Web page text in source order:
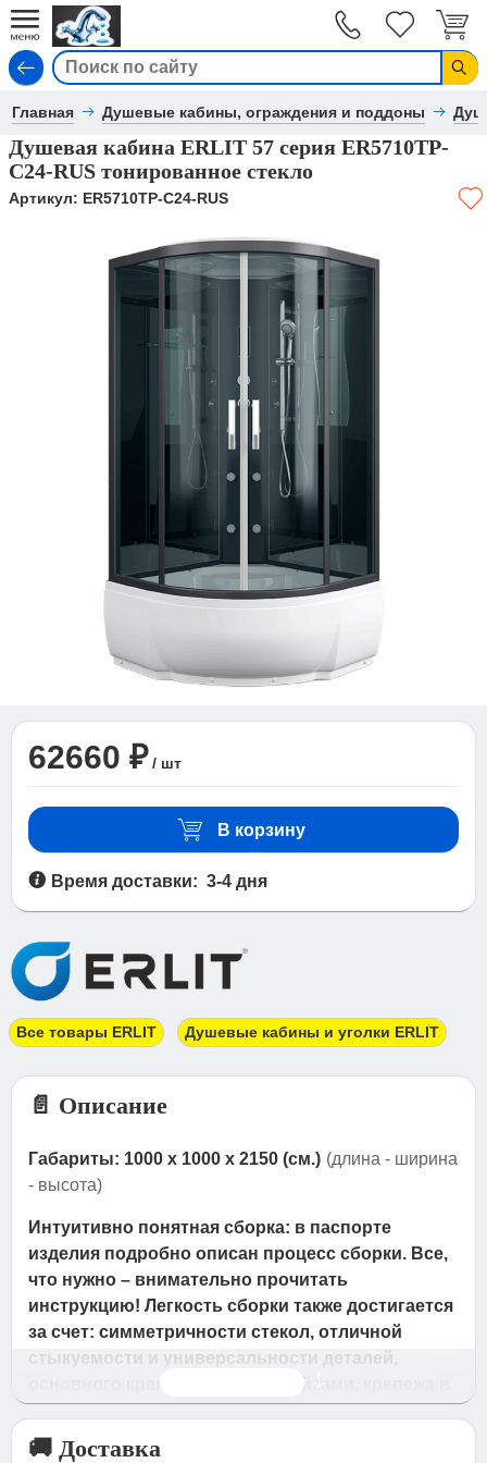
Главная Душевые кабины, ограждения и поддоны
Душевая кабина ERLIT 57 серия ER5710TP-
C24-RUS тонированное стекло
Артикул: ER5710TP-C24-RUS
62660 ₽ / шт
В корзину
Время доставки: 3-4 дня
Все товары ERLIT Душевые кабины и уголки ERLIT
📄 Описание
Габариты: 1000 x 1000 x 2150 (см.) (длина - ширина
- высота)
Интуитивно понятная сборка: в паспорте
изделия подробно описан процесс сборки. Все,
что нужно – внимательно прочитать
инструкцию! Легкость сборки также достигается
за счет: симметричности стекол, отличной
стыкуемости и универсальности деталей,
основного крепежа болтов с гайками, крепежа в
отдельной упаковке с нумерацией согласно
паспорта. Сборка без герметика: в торцы
🚚 Доставка